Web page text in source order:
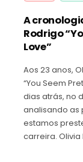
A
Rodrigo
Love”
Aos 23 anos,
“You Seem
dias atrás, no
analisando as
estamos
carreira.